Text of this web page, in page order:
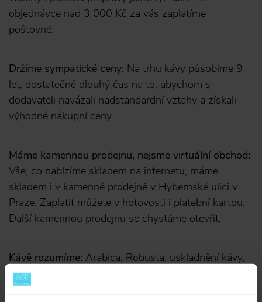
objednávce nad 3 000 Kč za vás zaplatíme
poštovné.
Držíme sympatické ceny: Na trhu kávy působíme 9
let, dostatečně dlouhý čas na to, abychom s
dodavateli navázali nadstandardní vztahy a získali
výhodné nákupní ceny.
Máme kamennou prodejnu, nejsme virtuální obchod:
Vše, co nabízíme skladem na internetu, máme
skladem i v kamenné prodejně v Hybernské ulici v
Praze. Zaplatit můžete v hotovosti i platební kartou.
Další kamennou prodejnu se chystáme otevřít.
Kávě rozumíme: Arabica, Robusta, uskladnění kávy,
použití french pressu? Nevíte si rady? Zeptejte se
nás - vaše dotazy a připomínky nikdy nehodíme pod